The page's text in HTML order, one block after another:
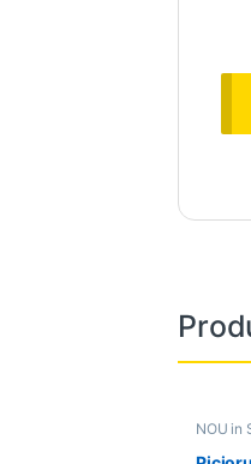
NOU in